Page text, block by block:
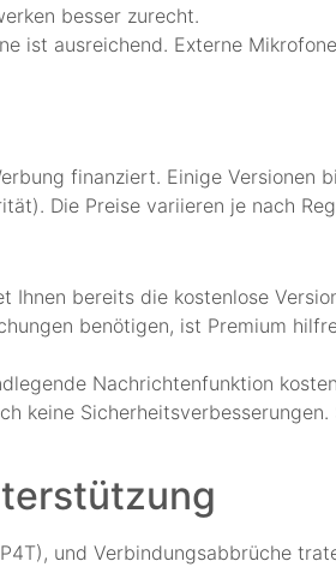
besser zurecht.
ist ausreichend. Externe
finanziert. Einige Versionen
Die Preise variieren je nach
Ihnen bereits die kostenlose
benötigen, ist Premium
Nachrichtenfunktion
keine
und Verbindungsabbrüche